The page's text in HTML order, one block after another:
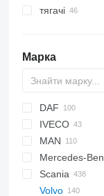
тягачі
Марка
DAF
CF
LF
XF
Ducato
F-MAX
IVECO
Daily
EuroCargo
S-Way
Stralis
MAN
L2000
TGA
TGL
Mercedes-
A-Class
Actros
Atleon
Cabstar
Kerax
Magnum
Scania
G-series
LT
Volvo